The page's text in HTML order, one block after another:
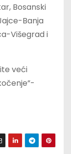
Bosanski
Banja
Višegrad i
veći